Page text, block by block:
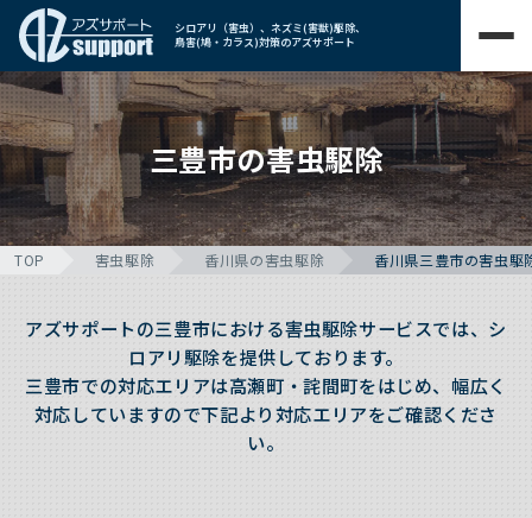
シロアリ（害虫）、ネズミ(害獣)駆除、
鳥害(鳩・カラス)対策のアズサポート
三豊市の害虫駆除
TOP 害虫駆除 香川県の害虫駆除 香川県三豊市の害虫駆
アズサポートの三豊市における害虫駆除サービスでは、シ
ロアリ駆除を提供しております。
三豊市での対応エリアは高瀬町・詫間町をはじめ、幅広く
対応していますので下記より対応エリアをご確認くださ
い。